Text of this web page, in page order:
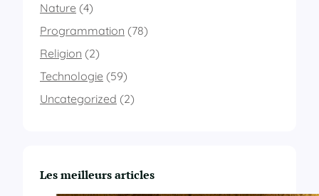
Nature (4)
Programmation (78)
Religion (2)
Technologie (59)
Uncategorized (2)
Les meilleurs articles